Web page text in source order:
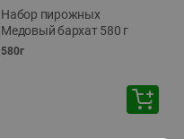
Набор пирожных
Медовый бархат 580 г
580г